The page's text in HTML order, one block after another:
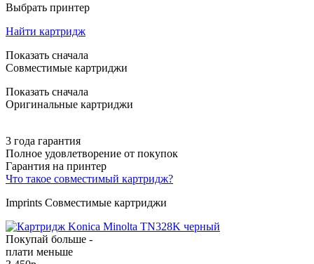
Выбрать принтер
Найти картридж
Показать сначала
Совместимые картриджи
Показать сначала
Оригинальные картриджи
3 года гарантия
Полное удовлетворение от покупок
Гарантия на принтер
Что такое совместимый картридж?
Imprints Совместимые картриджи
Покупай больше -
плати меньше